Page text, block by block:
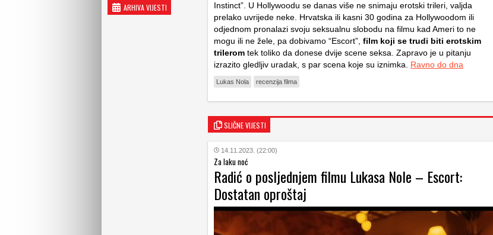
ARHIVA VIJESTI
Instinct”. U Hollywoodu se danas više ne snimaju erotski trileri, valjda
prelako uvrijede neke. Hrvatska ili kasni 30 godina za Hollywoodom ili
odjednom pronalazi svoju seksualnu slobodu na filmu kad Ameri to ne
mogu ili ne žele, pa dobivamo “Escort”, film koji se trudi biti erotskim
trilerom tek toliko da donese dvije scene seksa. Zapravo je u pitanju
izrazito gledljiv uradak, s par scena koje su iznimka. Ravno do dna
Lukas Nola recenzija filma
SLIČNE VIJESTI
14.11.2023. (22:00)
Za laku noć
Radić o posljednjem filmu Lukasa Nole – Escort:
Dostatan oproštaj